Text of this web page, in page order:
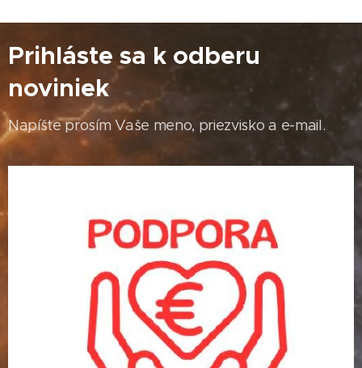
Prihláste sa k odberu
noviniek
Napíšte prosím Vaše meno, priezvisko a e-mail.